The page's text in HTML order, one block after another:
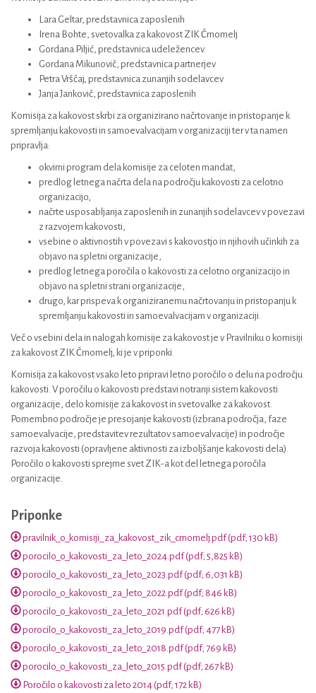
Lara Geltar, predstavnica zaposlenih
Irena Bohte, svetovalka za kakovost ZIK Črnomelj
Gordana Piljić, predstavnica udeležencev
Gordana Mikunovič, predstavnica partnerjev
Petra Vrščaj, predstavnica zunanjih sodelavcev
Janja Jankovič, predstavnica zaposlenih
Komisija za kakovost skrbi za organizirano načrtovanje in pristopanje k
spremljanju kakovosti in samoevalvacijam v organizaciji ter v ta namen
pripravlja:
okvirni program dela komisije za celoten mandat,
predlog letnega načrta dela na področju kakovosti za celotno
organizacijo,
načrte usposabljanja zaposlenih in zunanjih sodelavcev v povezavi
z razvojem kakovosti,
vsebine o aktivnostih v povezavi s kakovostjo in njihovih učinkih za
objavo na spletni organizacije,
predlog letnega poročila o kakovosti za celotno organizacijo in
objavo na spletni strani organizacije,
drugo, kar prispeva k organiziranemu načrtovanju in pristopanju k
spremljanju kakovosti in samoevalvacijam v organizaciji.
Več o vsebini dela in nalogah komisije za kakovost je v Pravilniku o komisiji
za kakovost ZIK Črnomelj, ki je v priponki.
Komisija za kakovost vsako leto pripravi letno poročilo o delu na področju
kakovosti. V poročilu o kakovosti predstavi notranji sistem kakovosti
organizacije, delo komisije za kakovost in svetovalke za kakovost.
Pomembno področje je presojanje kakovosti (izbrana področja, faze
samoevalvacije, predstavitev rezultatov samoevalvacije) in področje
razvoja kakovosti (opravljene aktivnosti za izboljšanje kakovosti dela).
Poročilo o kakovosti sprejme svet ZIK-a kot del letnega poročila
organizacije.
Priponke
pravilnik_o_komisiji_za_kakovost_zik_crnomelj.pdf (pdf; 130 kB)
porocilo_o_kakovosti_za_leto_2024.pdf (pdf; 5,825 kB)
porocilo_o_kakovosti_za_leto_2023.pdf (pdf; 6,031 kB)
porocilo_o_kakovosti_za_leto_2022.pdf (pdf; 846 kB)
porocilo_o_kakovosti_za_leto_2021.pdf (pdf; 626 kB)
porocilo_o_kakovosti_za_leto_2019.pdf (pdf; 477 kB)
porocilo_o_kakovosti_za_leto_2018.pdf (pdf; 769 kB)
porocilo_o_kakovosti_za_leto_2015.pdf (pdf; 267 kB)
Poročilo o kakovosti za leto 2014 (pdf; 172 kB)